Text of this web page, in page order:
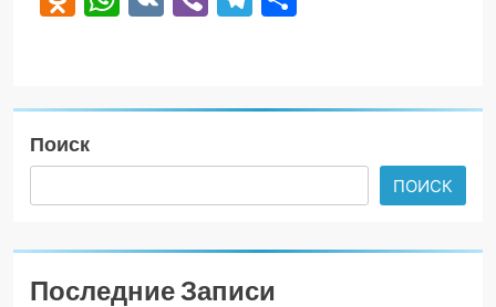
Поиск
ПОИСК
Последние Записи